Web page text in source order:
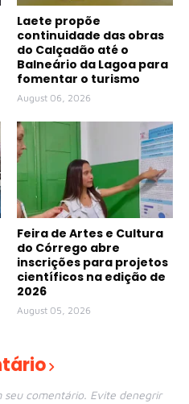
Laete propõe
continuidade das obras
do Calçadão até o
Balneário da Lagoa para
fomentar o turismo
August 06, 2026
Feira de Artes e Cultura
do Córrego abre
inscrições para projetos
científicos na edição de
2026
August 05, 2026
seu comentário. Evite denegrir